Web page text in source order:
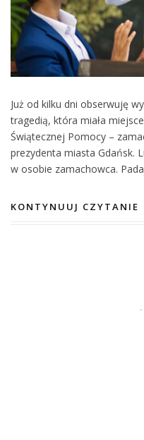
Już od kilku dni obserwuję
tragedią, która miała
Świątecznej Pomocy –
prezydenta miasta Gdańsk.
w osobie zamachowca.
KONTYNUUJ CZYTANIE
-